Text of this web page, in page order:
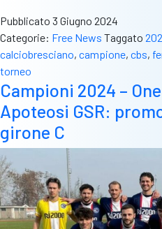
Pubblicato 3 Giugno 2024
Categorie: Free News Taggato
calciobresciano, campione, cbs,
torneo
Campioni 2024 –
Apoteosi GSR:
girone C